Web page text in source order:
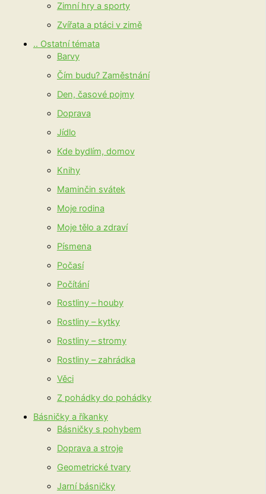
Zimní hry a sporty
Zvířata a ptáci v zimě
.. Ostatní témata
Barvy
Čím budu? Zaměstnání
Den, časové pojmy
Doprava
Jídlo
Kde bydlím, domov
Knihy
Maminčin svátek
Moje rodina
Moje tělo a zdraví
Písmena
Počasí
Počítání
Rostliny – houby
Rostliny – kytky
Rostliny – stromy
Rostliny – zahrádka
Věci
Z pohádky do pohádky
Básničky a říkanky
Básničky s pohybem
Doprava a stroje
Geometrické tvary
Jarní básničky